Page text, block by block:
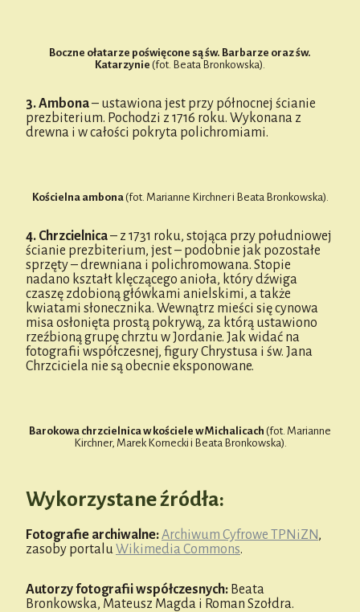
Boczne ołatarze poświęcone są św. Barbarze oraz św.
Katarzynie (fot. Beata Bronkowska).
3. Ambona– ustawiona jest przy północnej ścianie
prezbiterium. Pochodzi z 1716 roku. Wykonana z
drewna i w całości pokryta polichromiami.
Kościelna ambona(fot. Marianne Kirchner i Beata Bronkowska).
4. Chrzcielnica– z 1731 roku, stojąca przy południowej
ścianie prezbiterium, jest – podobnie jak pozostałe
sprzęty – drewniana i polichromowana. Stopie
nadano kształt klęczącego anioła, który dźwiga
czaszę zdobioną główkami anielskimi, a także
kwiatami słonecznika. Wewnątrz mieści się cynowa
misa osłonięta prostą pokrywą, za którą ustawiono
rzeźbioną grupę chrztu w Jordanie. Jak widać na
fotografii współczesnej, figury Chrystusa i św. Jana
Chrzciciela nie są obecnie eksponowane.
Barokowa chrzcielnica w kościele w Michalicach (fot. Marianne
Kirchner, Marek Kornecki i Beata Bronkowska).
Wykorzystane źródła:
Fotografie archiwalne:Archiwum Cyfrowe TPNiZN,
zasoby portalu Wikimedia Commons.
Autorzy fotografii współczesnych: Beata
Bronkowska, Mateusz Magda i Roman Szołdra.